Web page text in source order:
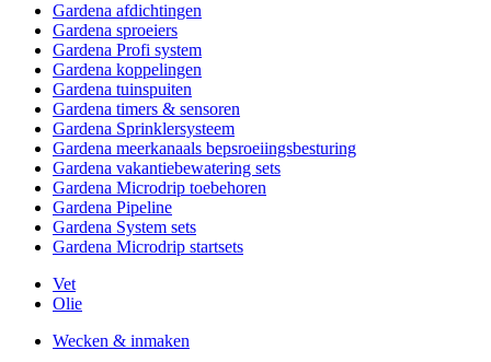
Gardena afdichtingen
Gardena sproeiers
Gardena Profi system
Gardena koppelingen
Gardena tuinspuiten
Gardena timers & sensoren
Gardena Sprinklersysteem
Gardena meerkanaals bepsroeiingsbesturing
Gardena vakantiebewatering sets
Gardena Microdrip toebehoren
Gardena Pipeline
Gardena System sets
Gardena Microdrip startsets
Vet
Olie
Wecken & inmaken